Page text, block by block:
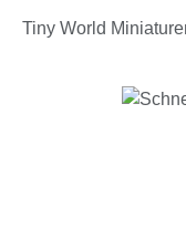
Tiny World
Bildergalerie